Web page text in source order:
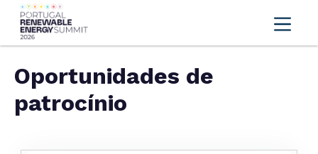
Oportunidades de
patrocínio